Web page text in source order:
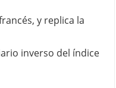
empieza a llegar al
apuestas que
y replica la
inverso del índice